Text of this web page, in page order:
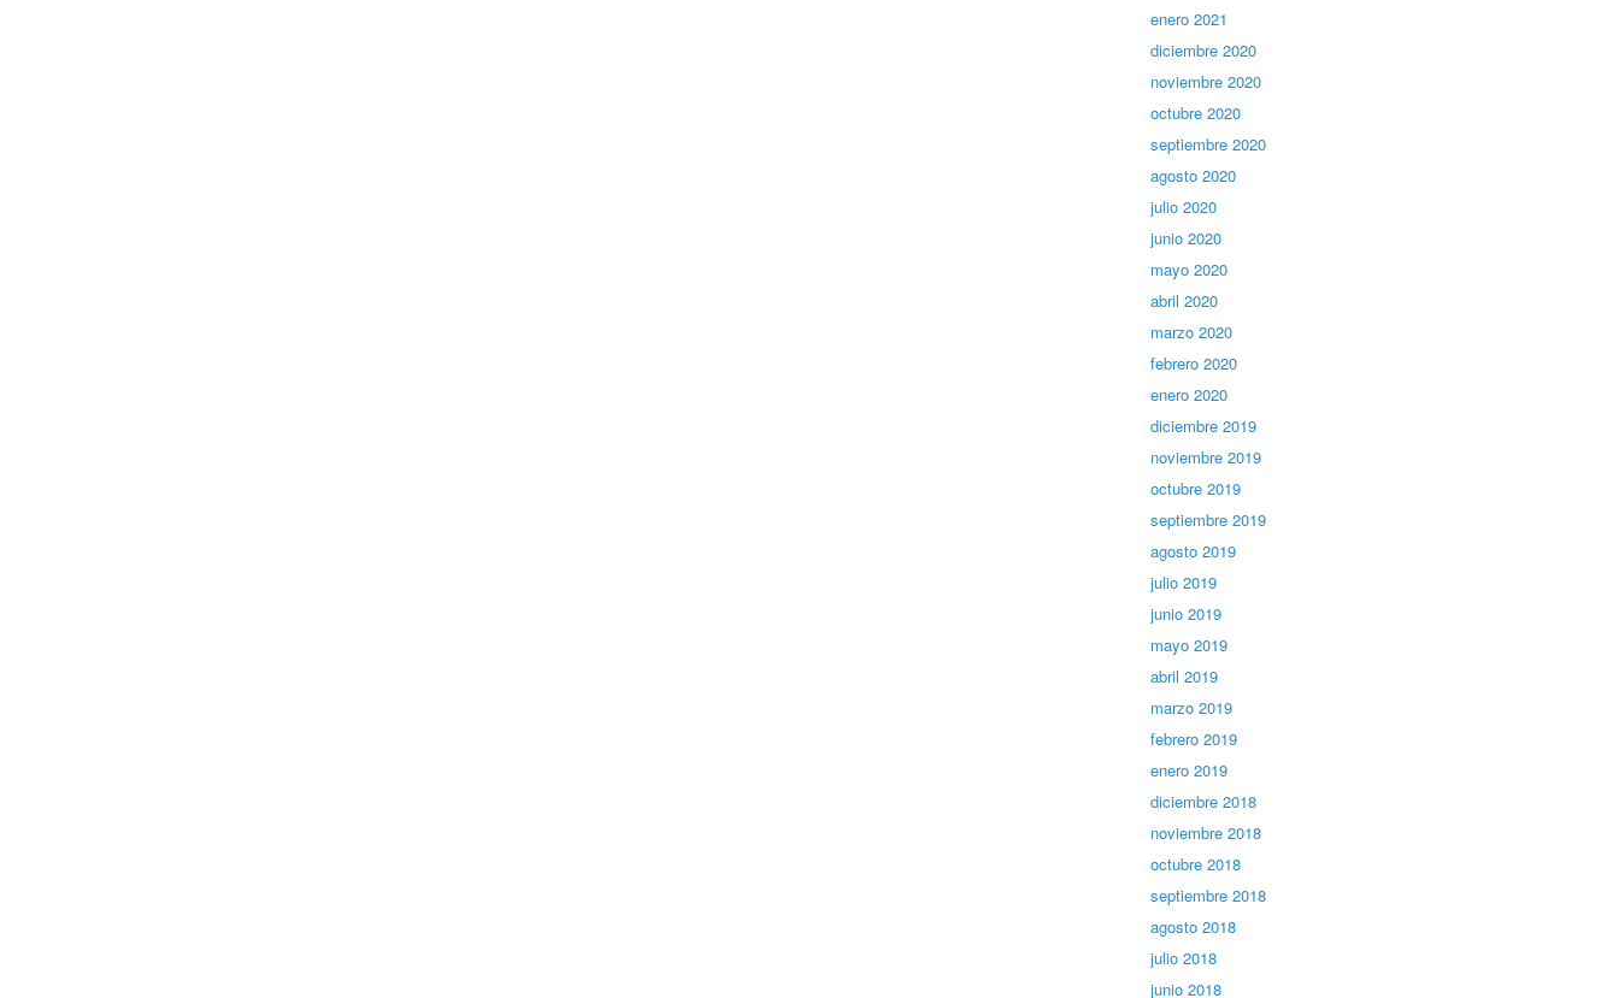
enero 2021
diciembre 2020
noviembre 2020
octubre 2020
septiembre 2020
agosto 2020
julio 2020
junio 2020
mayo 2020
abril 2020
marzo 2020
febrero 2020
enero 2020
diciembre 2019
noviembre 2019
octubre 2019
septiembre 2019
agosto 2019
julio 2019
junio 2019
mayo 2019
abril 2019
marzo 2019
febrero 2019
enero 2019
diciembre 2018
noviembre 2018
octubre 2018
septiembre 2018
agosto 2018
julio 2018
junio 2018